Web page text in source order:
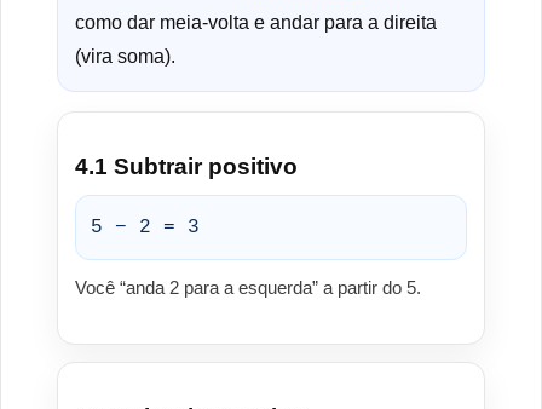
como dar meia-volta e andar para a direita
(vira soma).
4.1 Subtrair positivo
5 − 2 = 3
Você “anda 2 para a esquerda” a partir do 5.